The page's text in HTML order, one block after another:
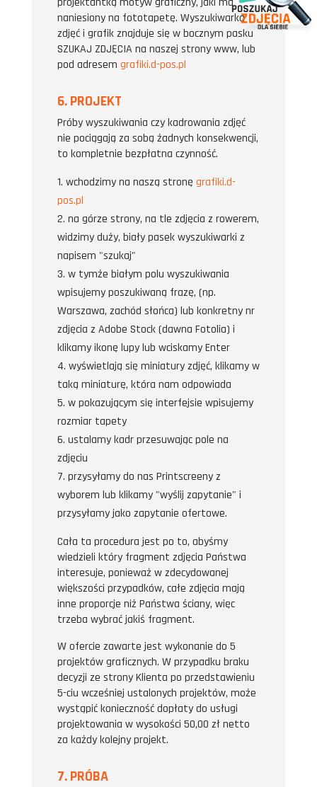
naniesiony na fototapetę. Wyszukiwarka
zdjęć i grafik znajduje się w bocznym pasku
SZUKAJ ZDJĘCIA na naszej strony www, lub
pod adresem grafiki.d-pos.pl
6. PROJEKT
Próby wyszukiwania czy kadrowania zdjęć
nie pociągają za sobą żadnych konsekwencji,
to kompletnie bezpłatna czynność.
wchodzimy na naszą stronę grafiki.d-
pos.pl
na górze strony, na tle zdjęcia z rowerem,
widzimy duży, biały pasek wyszukiwarki z
napisem "szukaj"
w tymże białym polu wyszukiwania
wpisujemy poszukiwaną frazę, (np.
Warszawa, zachód słońca) lub konkretny nr
zdjęcia z Adobe Stock (dawna Fotolia) i
klikamy ikonę lupy lub wciskamy Enter
wyświetlają się miniatury zdjęć, klikamy w
taką miniaturę, która nam odpowiada
w pokazującym się interfejsie wpisujemy
rozmiar tapety
ustalamy kadr przesuwając pole na
zdjęciu
przysyłamy do nas Printscreeny z
wyborem lub klikamy "wyślij zapytanie" i
przysyłamy jako zapytanie ofertowe.
Cała ta procedura jest po to, abyśmy
wiedzieli który fragment zdjęcia Państwa
interesuje, ponieważ w zdecydowanej
większości przypadków, całe zdjęcia mają
inne proporcje niż Państwa ściany, więc
trzeba wybrać jakiś fragment.
W ofercie zawarte jest wykonanie do 5
projektów graficznych. W przypadku braku
decyzji ze strony Klienta po przedstawieniu
5-ciu wcześniej ustalonych projektów, może
wystąpić konieczność dopłaty do usługi
projektowania w wysokości 50,00 zł netto
za każdy kolejny projekt.
7. PRÓBA